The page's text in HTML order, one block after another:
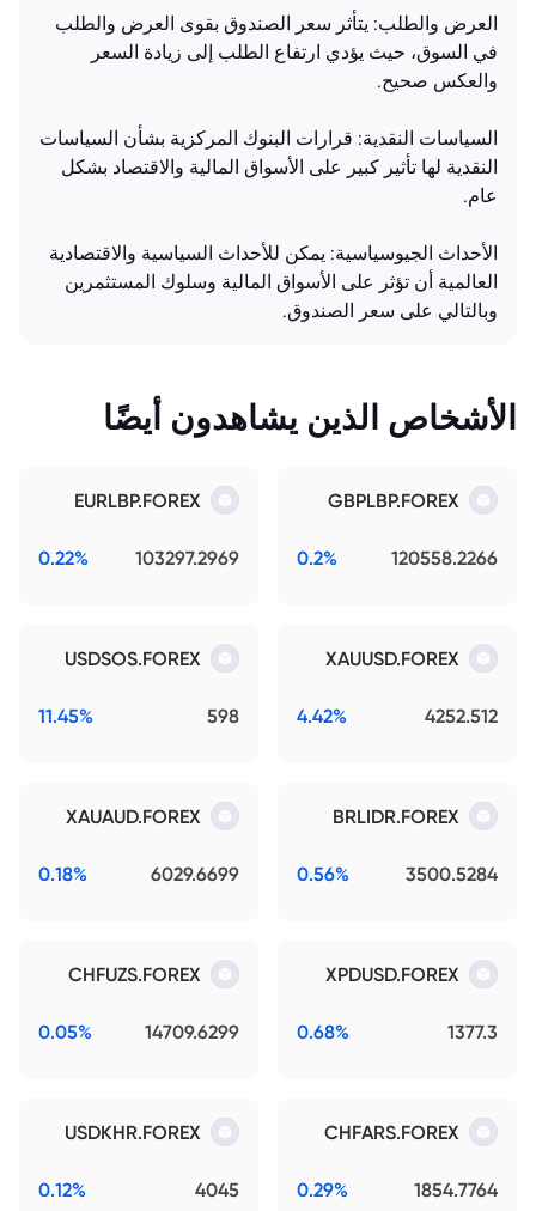
العرض والطلب: يتأثر سعر الصندوق بقوى العرض والطلب
في السوق، حيث يؤدي ارتفاع الطلب إلى زيادة السعر
والعكس صحيح.
السياسات النقدية: قرارات البنوك المركزية بشأن السياسات
النقدية لها تأثير كبير على الأسواق المالية والاقتصاد بشكل
عام.
الأحداث الجيوسياسية: يمكن للأحداث السياسية والاقتصادية
العالمية أن تؤثر على الأسواق المالية وسلوك المستثمرين
وبالتالي على سعر الصندوق.
الأشخاص الذين يشاهدون أيضًا
GBPLBP.FOREX
120558.2266
0.2%
EURLBP.FOREX
103297.2969
0.22%
XAUUSD.FOREX
4252.512
4.42%
USDSOS.FOREX
598
11.45%
BRLIDR.FOREX
3500.5284
0.56%
XAUAUD.FOREX
6029.6699
0.18%
XPDUSD.FOREX
1377.3
0.68%
CHFUZS.FOREX
14709.6299
0.05%
CHFARS.FOREX
1854.7764
0.29%
USDKHR.FOREX
4045
0.12%